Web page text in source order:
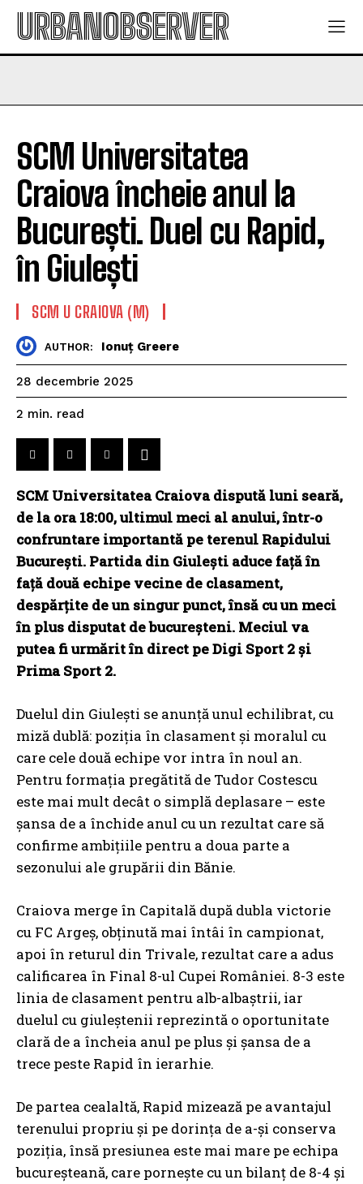
URBANOBSERVER
SCM Universitatea
Craiova încheie anul la
București. Duel cu Rapid,
în Giulești
SCM U CRAIOVA (M)
AUTHOR: Ionuț Greere
28 decembrie 2025
2 min. read
SCM Universitatea Craiova dispută luni seară,
de la ora 18:00, ultimul meci al anului, într-o
confruntare importantă pe terenul Rapidului
București. Partida din Giulești aduce față în
față două echipe vecine de clasament,
despărțite de un singur punct, însă cu un meci
în plus disputat de bucureșteni. Meciul va
putea fi urmărit în direct pe Digi Sport 2 și
Prima Sport 2.
Duelul din Giulești se anunță unul echilibrat, cu
miză dublă: poziția în clasament și moralul cu
care cele două echipe vor intra în noul an.
Pentru formația pregătită de Tudor Costescu
este mai mult decât o simplă deplasare – este
șansa de a închide anul cu un rezultat care să
confirme ambițiile pentru a doua parte a
sezonului ale grupării din Bănie.
Craiova merge în Capitală după dubla victorie
cu FC Argeș, obținută mai întâi în campionat,
apoi în returul din Trivale, rezultat care a adus
calificarea în Final 8-ul Cupei României. 8-3 este
linia de clasament pentru alb-albaștrii, iar
duelul cu giuleștenii reprezintă o oportunitate
clară de a încheia anul pe plus și șansa de a
trece peste Rapid în ierarhie.
De partea cealaltă, Rapid mizează pe avantajul
terenului propriu și pe dorința de a-și conserva
poziția, însă presiunea este mai mare pe echipa
bucureșteană, care pornește cu un bilanț de 8-4 și